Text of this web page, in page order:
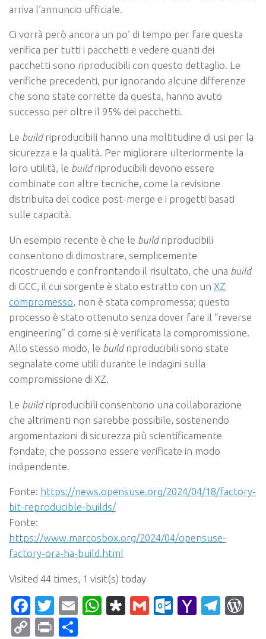
arriva l’annuncio ufficiale.
Ci vorrà però ancora un po’ di tempo per fare questa
verifica per tutti i pacchetti e vedere quanti dei
pacchetti sono riproducibili con questo dettaglio. Le
verifiche precedenti, pur ignorando alcune differenze
che sono state corrette da questa, hanno avuto
successo per oltre il 95% dei pacchetti.
Le buildriproducibili hanno una moltitudine di usi per la
sicurezza e la qualità. Per migliorare ulteriormente la
loro utilità, le buildriproducibili devono essere
combinate con altre tecniche, come la revisione
distribuita del codice post-merge e i progetti basati
sulle capacità.
Un esempio recente è che le buildriproducibili
consentono di dimostrare, semplicemente
ricostruendo e confrontando il risultato, che una build
di GCC, il cui sorgente è stato estratto con un XZ
compromesso, non è stata compromessa; questo
processo è stato ottenuto senza dover fare il “reverse
engineering” di come si è verificata la compromissione.
Allo stesso modo, le buildriproducibili sono state
segnalate come utili durante le indagini sulla
compromissione di XZ.
Le buildriproducibili consentono una collaborazione
che altrimenti non sarebbe possibile, sostenendo
argomentazioni di sicurezza più scientificamente
fondate, che possono essere verificate in modo
indipendente.
Fonte: https://news.opensuse.org/2024/04/18/factory-
bit-reproducible-builds/
Fonte:
https://www.marcosbox.org/2024/04/opensuse-
factory-ora-ha-build.html
Visited 44 times, 1 visit(s) today
Facebook
Twitter
EmailWhatsApp
Diaspora
Gmail Yahoo
CopyPrint